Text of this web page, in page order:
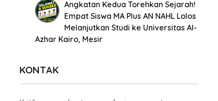
Angkatan Kedua Torehkan Sejarah!
Empat Siswa MA Plus AN NAHL Lolos
Melanjutkan Studi ke Universitas Al-
Azhar Kairo, Mesir
KONTAK